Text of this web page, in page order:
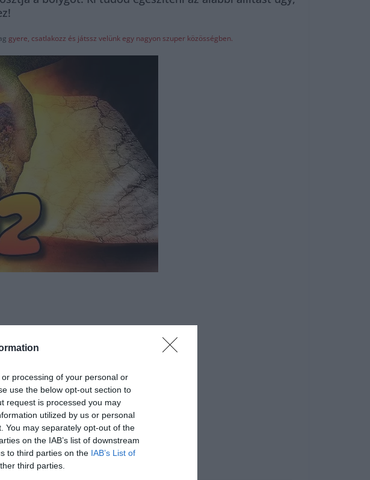
processing of your personal or
use the below opt-out section to
request is processed you may
utilized by us or personal
You may separately opt-out of the
on the IAB’s list of downstream
to third parties on the IAB’s List of
third parties.
gyere, csatlakozz és játssz velünk egy nagyon szuper közösségben.